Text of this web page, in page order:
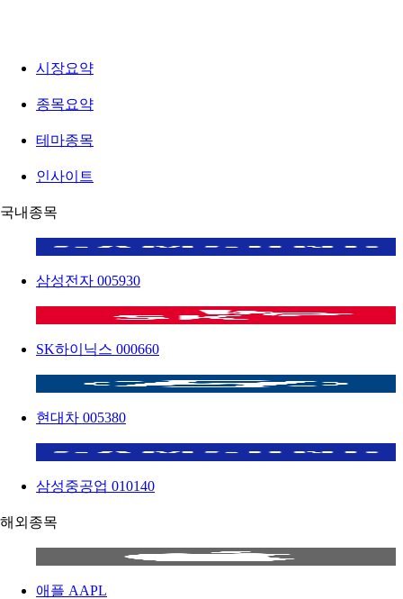
시장요약
종목요약
테마종목
인사이트
국내종목
삼성전자 005930
SK하이닉스 000660
현대차 005380
삼성중공업 010140
해외종목
애플 AAPL